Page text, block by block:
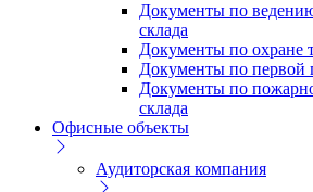
Документы по
склада
Документы по охране
Документы по первой
Документы по
склада
Офисные объекты
Аудиторская компания